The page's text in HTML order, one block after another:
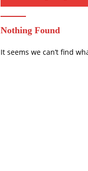
Nothing Found
It seems we can’t find